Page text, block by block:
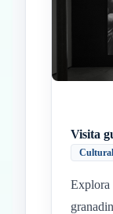
Visita
Cultural
Explora